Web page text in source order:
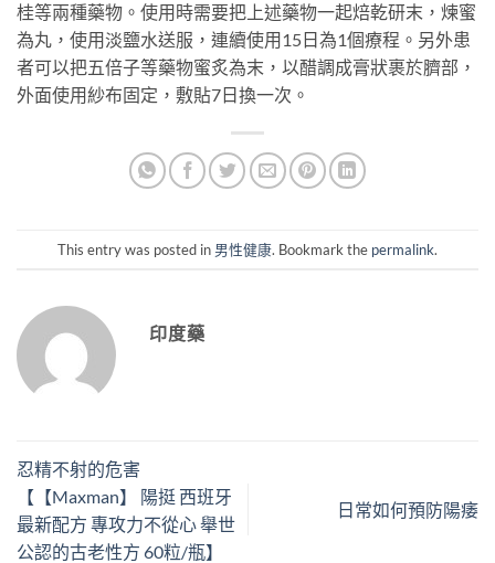
桂等兩種藥物。使用時需要把上述藥物一起焙乾研末，煉蜜
為丸，使用淡鹽水送服，連續使用15日為1個療程。另外患
者可以把五倍子等藥物蜜炙為末，以醋調成膏狀裹於臍部，
外面使用紗布固定，敷貼7日換一次。
This entry was posted in 男性健康. Bookmark the permalink.
印度藥
忍精不射的危害
【【Maxman】 陽挺 西班牙
最新配方 專攻力不從心 舉世
公認的古老性方 60粒/瓶】
日常如何預防陽痿